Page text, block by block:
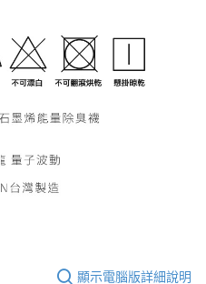
顯示電腦版詳細說明